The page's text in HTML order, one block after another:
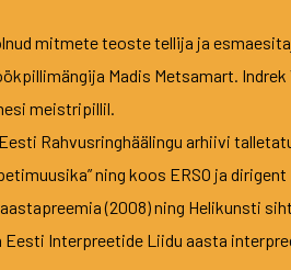
mitmete teoste tellija ja
Madis Metsamart.
meistripillil.
Rahvusringhäälingu arhiivi
ning koos ERSO ja
(2008) ning Helikunsti
Eesti Interpreetide Liidu aasta